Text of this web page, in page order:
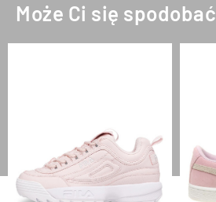
Może Ci się spodobać